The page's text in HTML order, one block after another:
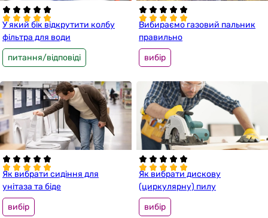
У який бік відкрутити колбу
фільтра для води
питання/відповіді
Вибираємо газовий пальник
правильно
вибір
Як вибрати сидіння для
унітаза та біде
вибір
Як вибрати дискову
(циркулярну) пилу
вибір